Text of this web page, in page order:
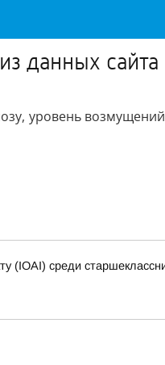
данных сайта
уровень
(IOAI) среди